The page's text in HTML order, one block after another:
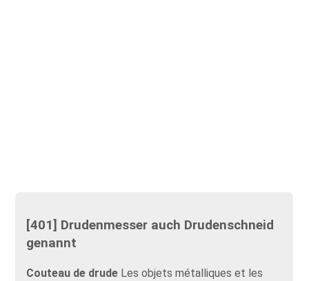
[401] Drudenmesser auch Drudenschneid
genannt
Couteau de drude Les objets métalliques et les